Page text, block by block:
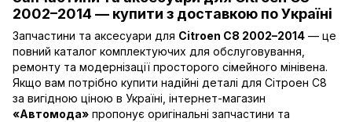
2002–2014 — купити з доставкою по Україні
Запчастини та аксесуари для Citroen C8 2002–2014 — це
повний каталог комплектуючих для обслуговування,
ремонту та модернізації просторого сімейного мінівена.
Якщо вам потрібно купити надійні деталі для Сітроен C8
за вигідною ціною в Україні, інтернет-магазин
«Автомода» пропонує оригінальні запчастини та